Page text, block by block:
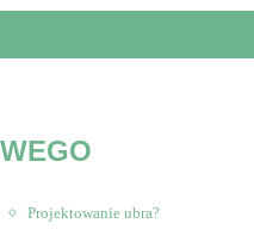
Projektowanie ubra?